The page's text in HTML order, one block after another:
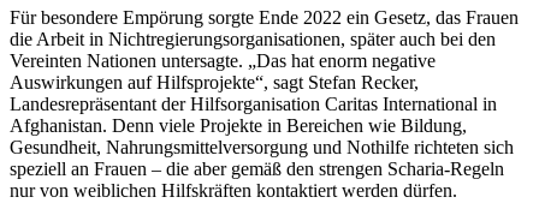
Für besondere Empörung sorgte Ende 2022 ein Gesetz, das Frauen
die Arbeit in Nichtregierungsorganisationen, später auch bei den
Vereinten Nationen untersagte. „Das hat enorm negative
Auswirkungen auf Hilfsprojekte“, sagt Stefan Recker,
Landesrepräsentant der Hilfsorganisation Caritas International in
Afghanistan. Denn viele Projekte in Bereichen wie Bildung,
Gesundheit, Nahrungsmittelversorgung und Nothilfe richteten sich
speziell an Frauen – die aber gemäß den strengen Scharia-Regeln
nur von weiblichen Hilfskräften kontaktiert werden dürfen.